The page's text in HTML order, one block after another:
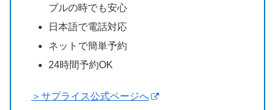
ブルの時でも安心
日本語で電話対応
ネットで簡単予約
24時間予約OK
＞サプライス公式ページへ